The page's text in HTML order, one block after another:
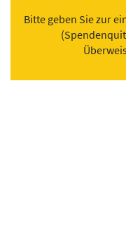
Bitte geben Sie zur